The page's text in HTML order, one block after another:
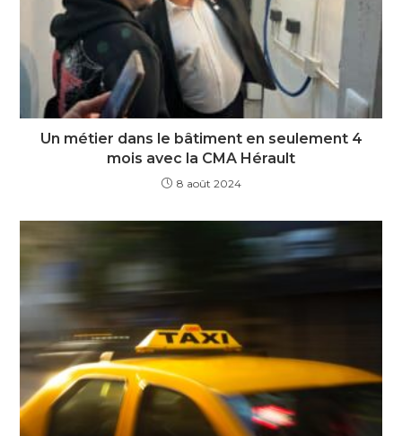
Un métier dans le bâtiment en seulement 4
mois avec la CMA Hérault
8 août 2024